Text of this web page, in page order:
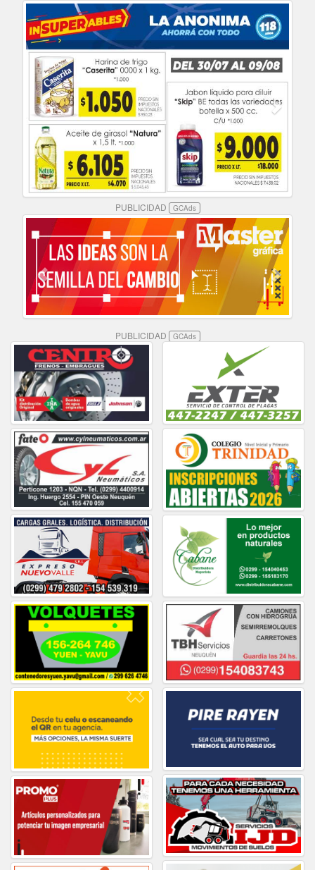
PUBLICIDAD GCAds
PUBLICIDAD GCAds